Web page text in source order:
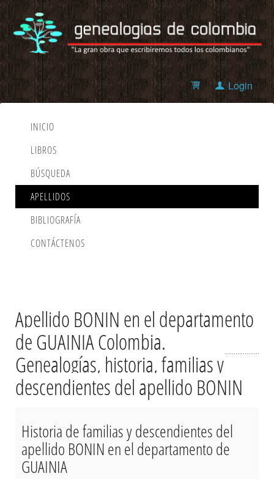
Login
INICIO
LIBROS
BÚSQUEDA
APELLIDOS
BIBLIOGRAFÍA
CONTÁCTENOS
Apellido BONIN en el departamento
de GUAINIA Colombia.
Genealogías, historia, familias y
descendientes del apellido BONIN
Historia de familias y descendientes del
apellido BONIN en el departamento de
GUAINIA